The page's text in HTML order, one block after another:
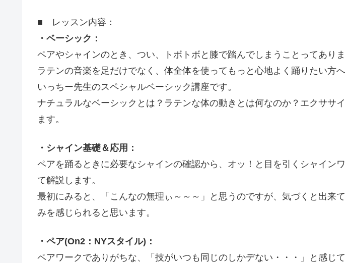
■ レッスン内容：
・ベーシック：
ペアやシャインのとき、つい、トボトボと膝で踏んでしまうことってあり
ラテンの音楽を足だけでなく、体全体を使ってもっと心地よく踊りたい方へ
いっちー先生のスペシャルベーシック講座です。
ナチュラルなベーシックとは？ラテンな体の動きとは何なのか？エクササ
ます。
・シャイン基礎＆応用：
ペアを踊るときに必要なシャインの確認から、オッ！と目を引くシャイン
て解説します。
最初にみると、「こんなの無理ぃ～～～」と思うのですが、気づくと出来
みを感じられると思います。
・ペア(On2：NYスタイル)：
ペアワークでありがちな、「技がいつも同じのしかデない・・・」と感じて